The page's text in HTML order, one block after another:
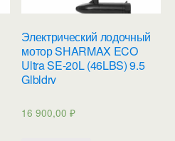
Электрический лодочный
мотор SHARMAX ECO
Ultra SE-20L (46LBS) 9.5
Glbldrv
16 900,00₽